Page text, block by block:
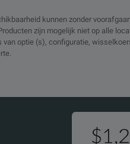
kunnen zonder
zijn mogelijk niet op alle
van optie (s), configuratie,